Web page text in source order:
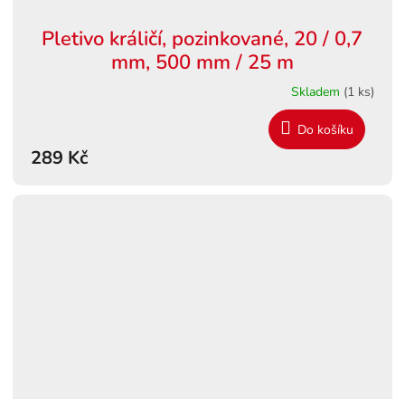
Pletivo králičí, pozinkované, 20 / 0,7
mm, 500 mm / 25 m
Skladem (1 ks)
289 Kč
Do košíku